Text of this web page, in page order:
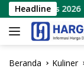
Langsung
ke
konten
Headline
2026
Beranda Kuliner